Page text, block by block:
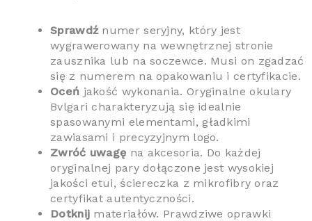
Sprawdźnumer seryjny, który jest
wygrawerowany na wewnętrznej stronie
zausznika lub na soczewce. Musi on zgadzać
się z numerem na opakowaniu i certyfikacie.
Oceń jakość wykonania. Oryginalne okulary
Bvlgari charakteryzują się idealnie
spasowanymi elementami, gładkimi
zawiasami i precyzyjnym logo.
Zwróć uwagę na akcesoria. Do każdej
oryginalnej pary dołączone jest wysokiej
jakości etui, ściereczka z mikrofibry oraz
certyfikat autentyczności.
Dotknij materiałów. Prawdziwe oprawki